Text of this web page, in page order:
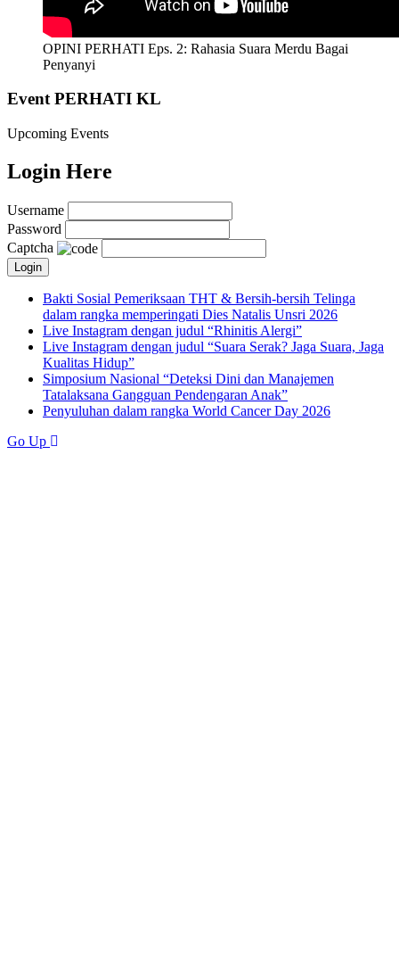
OPINI PERHATI Eps. 2: Rahasia Suara Merdu Bagai
Penyanyi
Event PERHATI KL
Upcoming Events
Login Here
Username
Password
Captcha
Bakti Sosial Pemeriksaan THT & Bersih-bersih Telinga
dalam rangka memperingati Dies Natalis Unsri 2026
Live Instagram dengan judul “Rhinitis Alergi”
Live Instagram dengan judul “Suara Serak? Jaga Suara, Jaga
Kualitas Hidup”
Simposium Nasional “Deteksi Dini dan Manajemen
Tatalaksana Gangguan Pendengaran Anak”
Penyuluhan dalam rangka World Cancer Day 2026
Go Up